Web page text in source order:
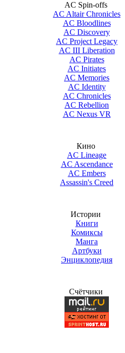
AC Spin-offs
AC Altair Chronicles
AC Bloodlines
AC Discovery
AC Project Legacy
AC III Liberation
AC Pirates
AC Initiates
AC Memories
AC Identity
AC Chronicles
AC Rebellion
AC Nexus VR
Кино
AC Lineage
AC Ascendance
AC Embers
Assassin's Creed
Истории
Книги
Комиксы
Манга
Артбуки
Энциклопедия
Счётчики